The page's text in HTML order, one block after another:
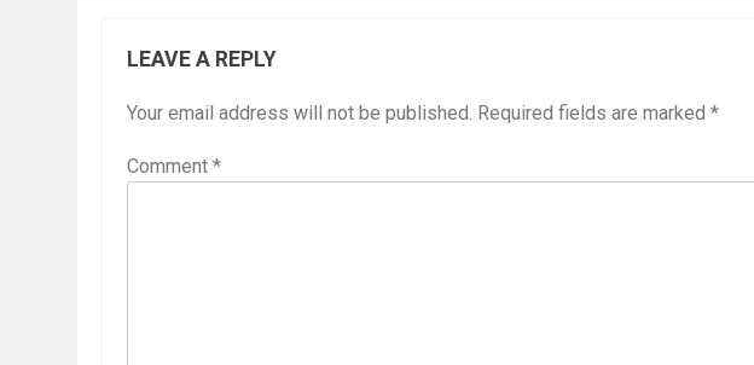
LEAVE A REPLY
Your email address will not be published. Required fields are marked *
Comment *